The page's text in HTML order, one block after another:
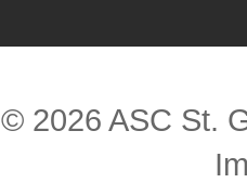
2026 ASC St.